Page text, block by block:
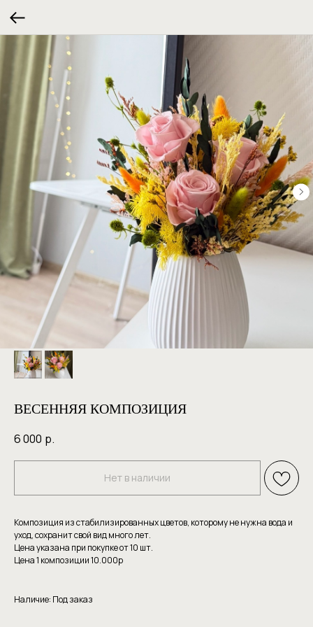
ВЕСЕННЯЯ КОМПОЗИЦИЯ
6 000 р.
Нет в наличии
Композиция из стабилизированных цветов, которому не нужна вода и
уход, сохранит свой вид много лет.
Цена указана при покупке от 10 шт.
Цена 1 композиции 10.000р
Наличие: Под заказ